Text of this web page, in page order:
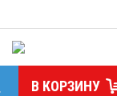
В КОРЗИНУ